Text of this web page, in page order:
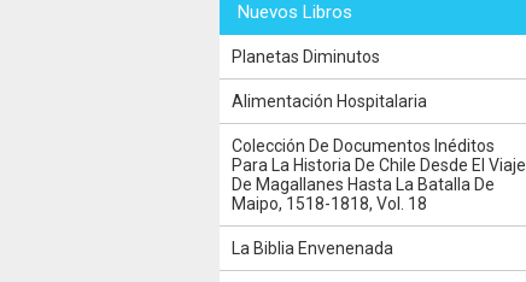
Nuevos Libros
Planetas Diminutos
Alimentación Hospitalaria
Colección De Documentos Inéditos
Para La Historia De Chile Desde El Viaje
De Magallanes Hasta La Batalla De
Maipo, 1518-1818, Vol. 18
La Biblia Envenenada